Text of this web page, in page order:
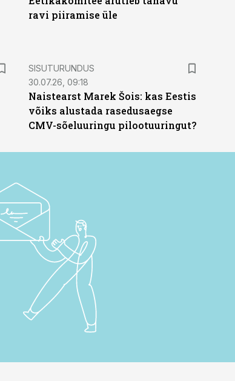
ravi piiramise üle
ST
SISUTURUNDUS
30.07.26, 09:18
Naistearst Marek Šois: kas Eestis
võiks alustada rasedusaegse
CMV-sõeluuringu pilootuuringut?